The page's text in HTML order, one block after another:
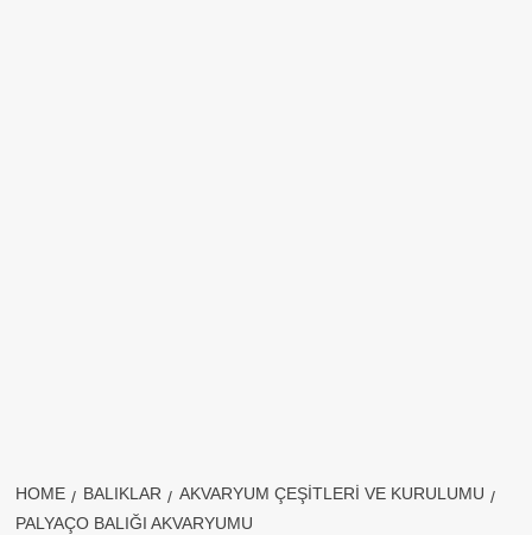
HOME BALIKLAR
AKVARYUM ÇEŞITLERI VE KURULUMU
PALYAÇO BALIĞI AKVARYUMU